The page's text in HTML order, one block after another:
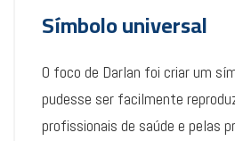
Símbolo universal
O foco de Darlan foi criar um
pudesse ser facilmente
profissionais de saúde e pelas